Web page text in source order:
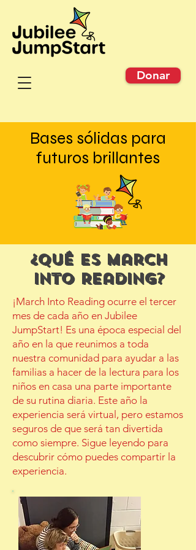
Donar
Bases sólidas para
futuros brillantes
¿Qué es March
Into Reading?
¡March Into Reading ocurre el tercer
mes de cada año en Jubilee
JumpStart! Es una época especial del
año en la que reunimos a toda
nuestra comunidad para ayudar a las
familias a hacer de la lectura para los
niños en casa una parte importante
de su rutina diaria. Este año la
experiencia será virtual, pero estamos
seguros de que será tan divertida
como siempre. Sigue leyendo para
descubrir cómo puedes compartir la
experiencia.